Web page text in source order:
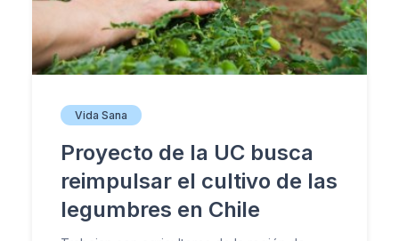
Vida Sana
Proyecto de la UC busca
reimpulsar el cultivo de las
legumbres en Chile